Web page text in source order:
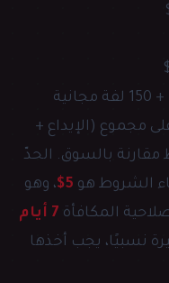
مجموع (الإيداع +
بالسوق. الحدّ
الشروط هو 5$
، وهو
المكافأة 7 أيام
نسبيًا، يجب أخذها